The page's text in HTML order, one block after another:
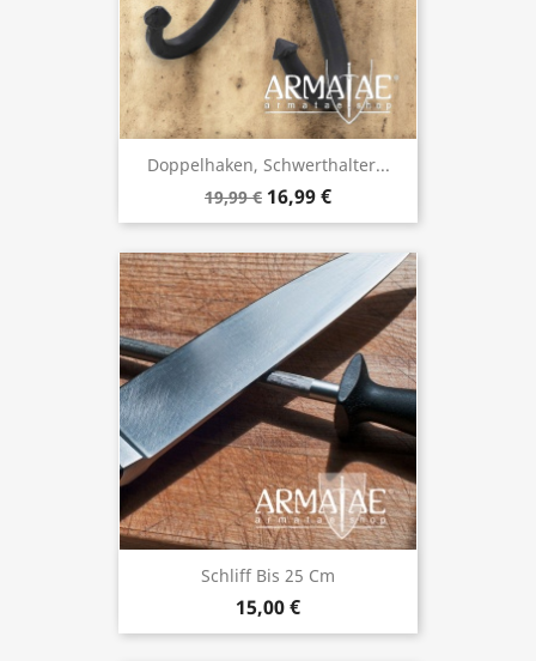
Doppelhaken, Schwerthalter...
19,99 € 16,99 €
Schliff Bis 25 Cm
15,00 €